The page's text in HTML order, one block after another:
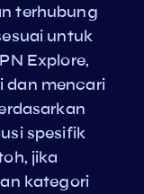
terhubung
untuk
Explore,
dan mencari
spesifik
jika
kategori